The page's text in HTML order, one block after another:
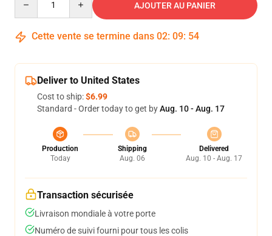
AJOUTER AU PANIER
Cette vente se termine dans 02: 09: 54
Deliver to United States
Cost to ship:$6.99
Standard - Order today to get byAug. 10 - Aug. 17
Production
Today
Shipping
Aug. 06
Delivered
Aug. 10 - Aug. 17
Transaction sécurisée
Livraison mondiale à votre porte
Numéro de suivi fourni pour tous les colis